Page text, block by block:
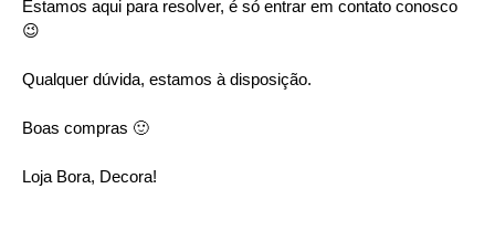
Estamos aqui para resolver, é só entrar em contato conosco
😉
Qualquer dúvida, estamos à disposição.
Boas compras 🙂
Loja Bora, Decora!